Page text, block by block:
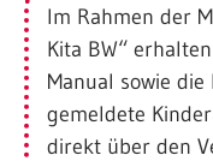
Im Rahmen der
Kita BW“
Manual sowie
gemeldete
direkt über den